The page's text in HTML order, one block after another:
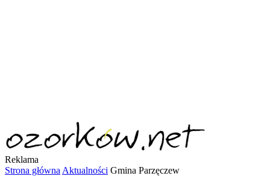
Reklama
Strona główna Aktualności Gmina Parzęczew